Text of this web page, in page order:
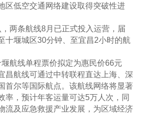
区低空交通网络建设取得突破性进
两条航线8月已正式投入运营，届
十堰城区30分钟、至宜昌2小时的航
航线单程票价拟定为惠民价66元
昌航线可通过中转联程直达上海、深
首尔等国际航点。该航线网络将显著
率，预计年客运量可达5万人次，同
流及应急救援产业发展，为区域经济